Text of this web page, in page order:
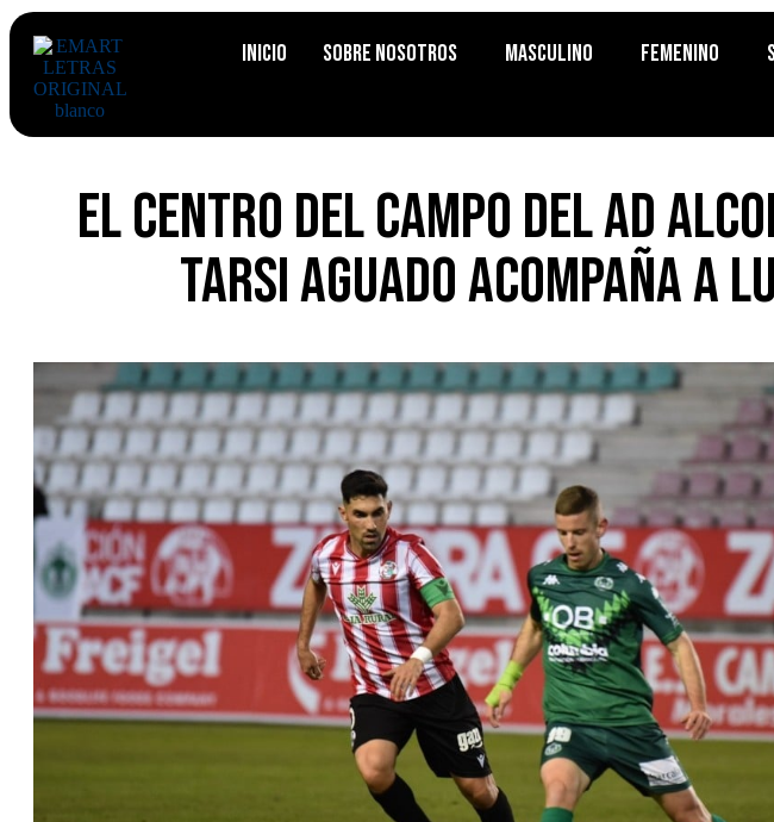
Inicio Sobre Nosotros Masculino Femenino
El centro del campo del AD
Tarsi Aguado acompaña